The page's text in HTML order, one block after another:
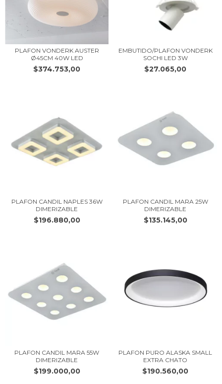
PLAFON VONDERK AUSTER
Ø45CM 40W LED
$374.753,00
EMBUTIDO/PLAFON VONDERK
SOCHI LED 3W
$27.065,00
PLAFON CANDIL NAPLES 36W
DIMERIZABLE
$196.880,00
PLAFON CANDIL MARA 25W
DIMERIZABLE
$135.145,00
PLAFON CANDIL MARA 55W
DIMERIZABLE
$199.000,00
PLAFON PURO ALASKA SMALL
EXTRA CHATO
$190.560,00